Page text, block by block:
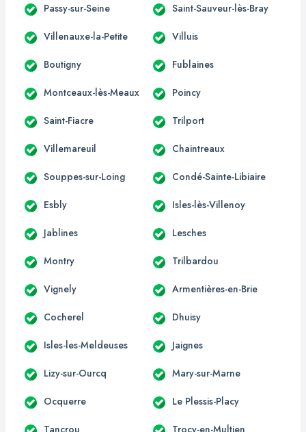
Passy-sur-Seine Saint-Sauveur-lès-Bray
Villenauxe-la-Petite Villuis
Boutigny Fublaines
Montceaux-lès-Meaux Poincy
Saint-Fiacre Trilport
Villemareuil Chaintreaux
Souppes-sur-Loing Condé-Sainte-Libiaire
Esbly Isles-lès-Villenoy
Jablines Lesches
Montry Trilbardou
Vignely Armentières-en-Brie
Cocherel Dhuisy
Isles-les-Meldeuses Jaignes
Lizy-sur-Ourcq Mary-sur-Marne
Ocquerre Le Plessis-Placy
Tancrou Trocy-en-Multien